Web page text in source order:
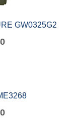
GW0325G2